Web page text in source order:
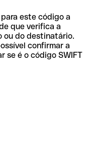
este código a
que verifica a
ou do destinatário.
confirmar a
se é o código SWIFT